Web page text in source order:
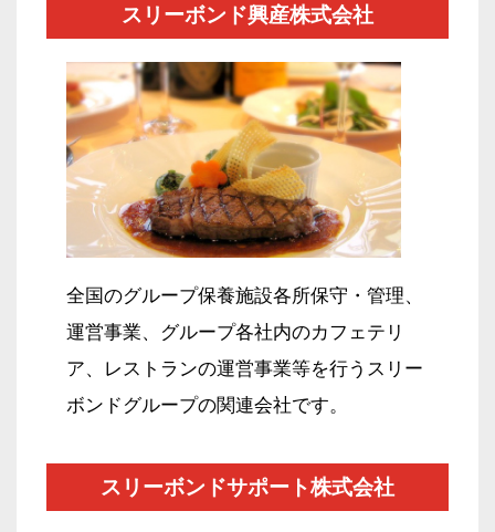
スリーボンド興産株式会社
全国のグループ保養施設各所保守・管理、
運営事業、グループ各社内のカフェテリ
ア、
レストランの運営事業等を行う スリー
ボンドグループの関連会社です。
スリーボンドサポート株式会社